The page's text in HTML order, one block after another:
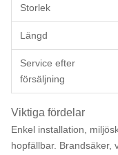
Storlek
Längd
Service efter
försäljning
Viktiga fördelar
Enkel installation,
hopfällbar. Brandsäker,